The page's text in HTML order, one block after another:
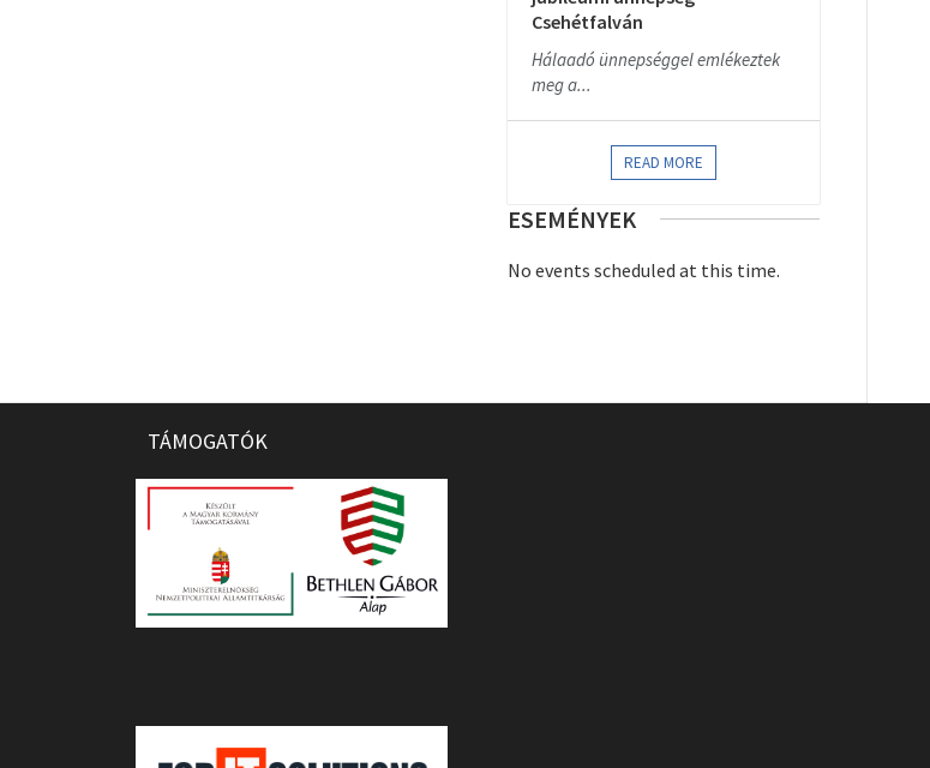
Csehétfalván
Hálaadó ünnepséggel emlékeztek
meg a...
READ MORE
ESEMÉNYEK
No events scheduled at this time.
TÁMOGATÓK